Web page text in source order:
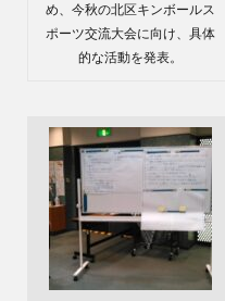
め、今秋の北区キンボールス
ポーツ交流大会に向け、具体
的な活動を発表。